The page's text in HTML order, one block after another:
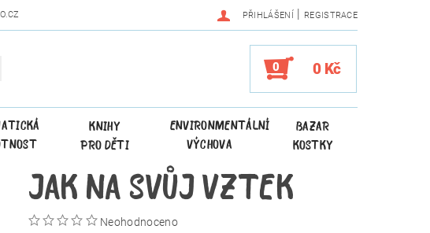
PŘIHLÁŠENÍ | REGISTRACE
0 0 Kč
KNIHY
PRO DĚTI
ENVIRONMENTÁLNÍ
VÝCHOVA
BAZAR
KOSTKY
JAK NA SVŮJ VZTEK
Neohodnoceno